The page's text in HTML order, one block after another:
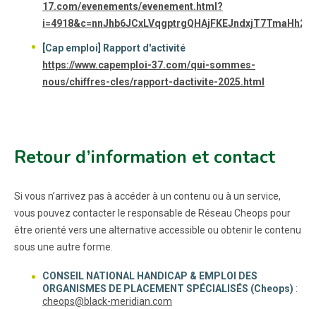
17.com/evenements/evenement.html?
[Cap emploi] Rapport d'activité
https://www.capemploi-37.com/qui-sommes-
nous/chiffres-cles/rapport-dactivite-2025.html
Retour d’information et contact
Si vous n’arrivez pas à accéder à un contenu ou à un service,
vous pouvez contacter le responsable de Réseau Cheops pour
être orienté vers une alternative accessible ou obtenir le contenu
sous une autre forme.
CONSEIL NATIONAL HANDICAP & EMPLOI DES
ORGANISMES DE PLACEMENT SPÉCIALISÉS (Cheops) :
cheops@black-meridian.com